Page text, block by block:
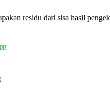
residu dari sisa hasil